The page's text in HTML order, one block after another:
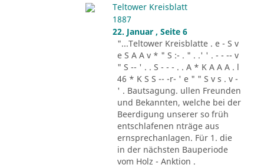
Teltower Kreisblatt
1887
22. Januar , Seite 6
"...Teltower Kreisblatte . e - S v
e S A A v * " S :- . " . .' ' . - - -- v
" S -- ' . . S - - - . . A * K A A A . l
46 * K S S -- -r- ' e " " S v s . v -
' . Bautsagung. ullen Freunden
und Bekannten, welche bei der
Beerdigung unserer so früh
entschlafenen nträge aus
ernsprechanlagen. Für 1. die
in der nächsten Bauperiode
vom Holz - Anktion .